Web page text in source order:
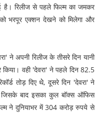
है। रिलीज से पहले फिल्म का जमकर
भरपूर एक्शन देखने को मिलेगा और
ने अपनी रिलीज के तीसरे दिन यानी
किया। वही 'देवरा' ने पहले दिन 82.5
तोड़ दिए थेे, दूसरे दिन 'देवरा' ने
जिसके बाद इसका कुल बॉक्स ऑफिस
ने दुनियाभर में 304 करोड़ रुपये से